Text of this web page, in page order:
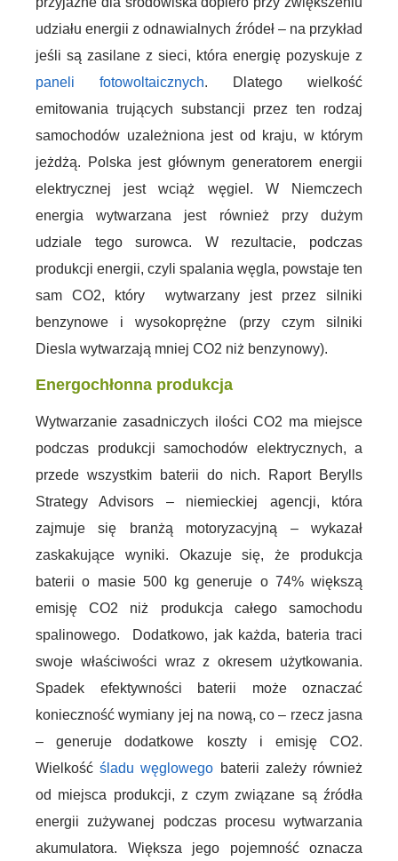
udziału energii z odnawialnych źródeł – na przykład
jeśli są zasilane z sieci, która energię pozyskuje z
paneli fotowoltaicznych. Dlatego wielkość
emitowania trujących substancji przez ten rodzaj
samochodów uzależniona jest od kraju, w którym
jeżdżą. Polska jest głównym generatorem energii
elektrycznej jest wciąż węgiel. W Niemczech
energia wytwarzana jest również przy dużym
udziale tego surowca. W rezultacie, podczas
produkcji energii, czyli spalania węgla, powstaje ten
sam CO2, który wytwarzany jest przez silniki
benzynowe i wysokoprężne (przy czym silniki
Diesla wytwarzają mniej CO2 niż benzynowy).
Energochłonna produkcja
Wytwarzanie zasadniczych ilości CO2 ma miejsce
podczas produkcji samochodów elektrycznych, a
przede wszystkim baterii do nich. Raport Berylls
Strategy Advisors – niemieckiej agencji, która
zajmuje się branżą motoryzacyjną – wykazał
zaskakujące wyniki. Okazuje się, że produkcja
baterii o masie 500 kg generuje o 74% większą
emisję CO2 niż produkcja całego samochodu
spalinowego. Dodatkowo, jak każda, bateria traci
swoje właściwości wraz z okresem użytkowania.
Spadek efektywności baterii może oznaczać
konieczność wymiany jej na nową, co – rzecz jasna
– generuje dodatkowe koszty i emisję CO2.
Wielkośćśladu węglowego baterii zależy również
od miejsca produkcji, z czym związane są źródła
energii zużywanej podczas procesu wytwarzania
akumulatora. Większa jego pojemność oznacza